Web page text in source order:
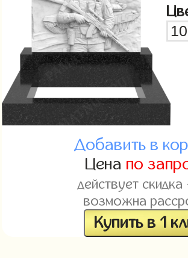
Добавить в
Цена по
действует
возможна
Купить в 1